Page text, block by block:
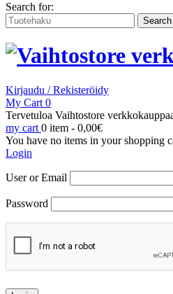
Search for:
Kirjaudu / Rekisteröidy
My Cart 0
Tervetuloa Vaihtostore
my cart 0 item - 0,00€
You have no items in your shopping
Login
User or Email
Password